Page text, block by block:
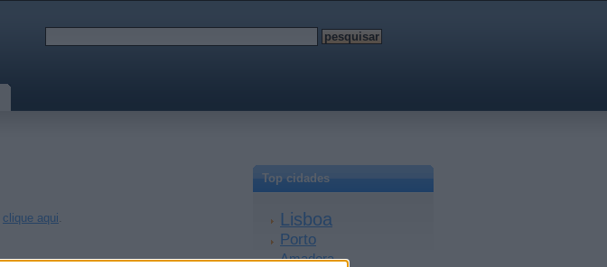
clique aqui
Top cidades
Lisboa
Porto
Amadora